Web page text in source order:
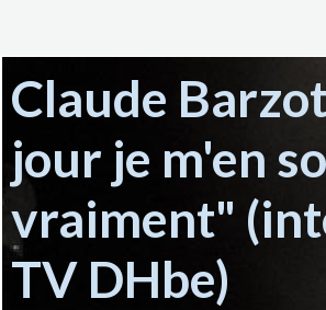
Claude
jour je m'en
vraiment"
TV DHbe)